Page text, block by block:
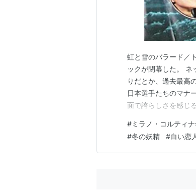
虹と雪のバラード／
ックが閉幕した。 ネ
りだとか、過去最高
日本選手たちのマナ
面で誇らしさを感じ
季オリンピックの方
典、というストイッ
#ミラノ・コルティ
#冬の妖精 #白い恋